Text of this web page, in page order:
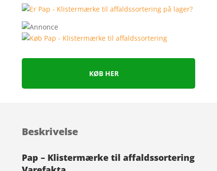
KØB HER
Beskrivelse
Pap – Klistermærke til affaldssortering